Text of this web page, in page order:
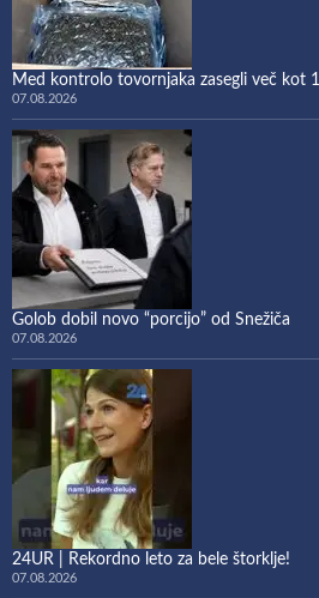
Med kontrolo tovornjaka zasegli več kot
07.08.2026
Golob dobil novo “porcijo” od Snežiča
07.08.2026
24UR | Rekordno leto za bele štorklje!
07.08.2026